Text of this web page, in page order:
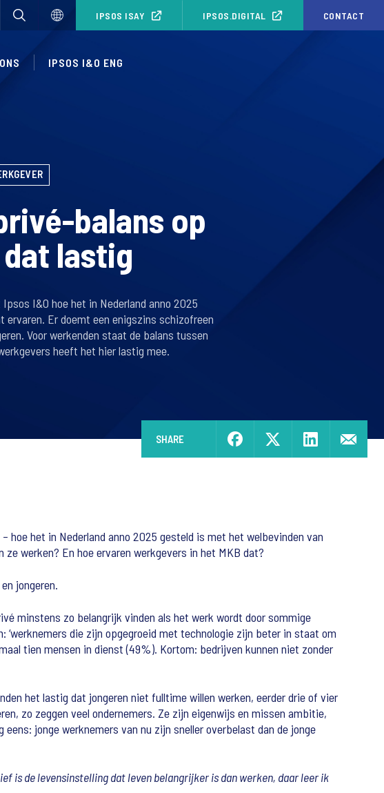
IPSOS ISAY IPSOS.DIGITAL CONTACT
IPSOS I&O ENG
balans op
lastig
I&O hoe het in Nederland anno 2025
ervaren. Er doemt een enigszins schizofreen
Voor werkenden staat de balans tussen
heeft het hier lastig mee.
SHARE
hoe het in Nederland anno 2025 gesteld is met het welbevinden van
werken? En hoe ervaren werkgevers in het MKB dat?
jongeren.
minstens zo belangrijk vinden als het werk wordt door sommige
die zijn opgegroeid met technologie zijn beter in staat om
tien mensen in dienst (49%). Kortom: bedrijven kunnen niet zonder
het lastig dat jongeren niet fulltime willen werken, eerder drie of vier
zo zeggen veel ondernemers. Ze zijn eigenwijs en missen ambitie,
jonge werknemers van nu zijn sneller overbelast dan de jonge
is de levensinstelling dat leven belangrijker is dan werken, daar leer ik